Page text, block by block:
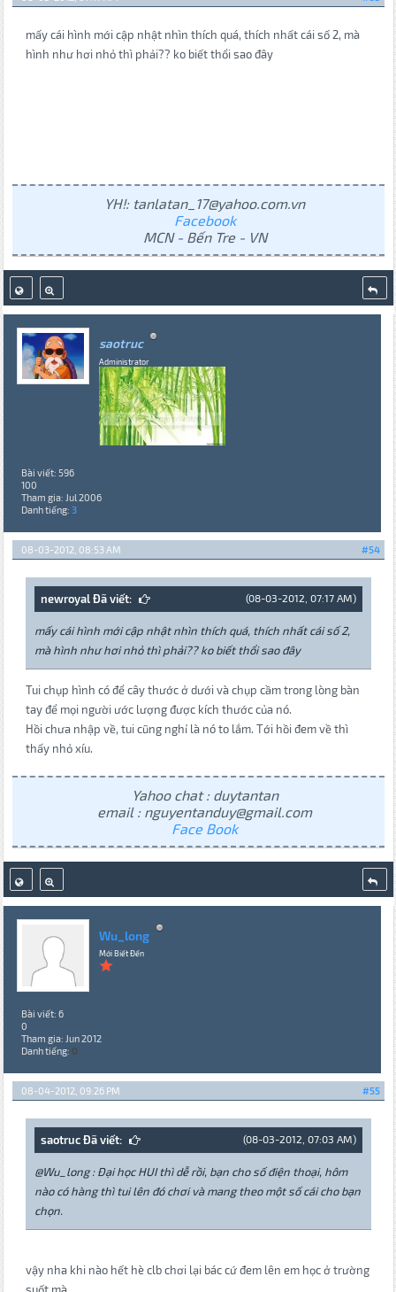
mấy cái hình mới cập nhật nhìn thích quá, thích nhất cái số 2, mà
hình như hơi nhỏ thì phải?? ko biết thổi sao đây
YH!: tanlatan_17@yahoo.com.vn
Facebook
MCN - Bến Tre - VN
saotruc
Administrator
Bài viết: 596
100
Tham gia: Jul 2006
Danh tiếng: 3
#54
08-03-2012, 08:53 AM
(08-03-2012, 07:17 AM)
newroyal Đã viết:
mấy cái hình mới cập nhật nhìn thích quá, thích nhất cái số 2,
mà hình như hơi nhỏ thì phải?? ko biết thổi sao đây
Tui chụp hình có để cây thước ở dưới và chụp cầm trong lòng bàn
tay để mọi người ước lượng được kích thước của nó.
Hồi chưa nhập về, tui cũng nghỉ là nó to lắm. Tới hồi đem về thì
thấy nhỏ xíu.
Yahoo chat : duytantan
email : nguyentanduy@gmail.com
Face Book
Wu_long
Mới Biết Đến
Bài viết: 6
0
Tham gia: Jun 2012
Danh tiếng: 0
#55
08-04-2012, 09:26 PM
(08-03-2012, 07:03 AM)
saotruc Đã viết:
@Wu_long : Đại học HUI thì dễ rồi, bạn cho số điện thoại, hôm
nào có hàng thì tui lên đó chơi và mang theo một số cái cho bạn
chọn.
vậy nha khi nào hết hè clb chơi lại bác cứ đem lên em học ở trường